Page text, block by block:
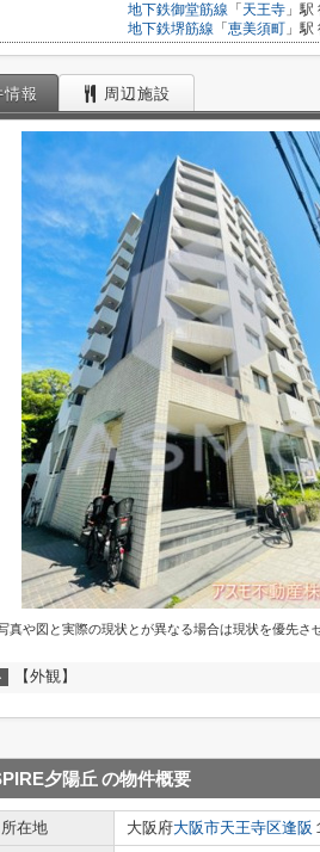
地下鉄御堂筋線 「 天王寺 」
地下鉄堺筋線 「 恵美須町 」
情報 周辺施設
真や図と実際の現状とが異なる場合は現状を優先さ
【外観】
夕陽丘 の物件概要
所在地 大阪府大阪市天王寺区逢阪